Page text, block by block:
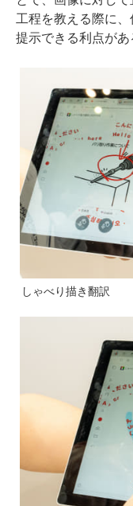
工程を教える際に
提示できる利点があ
しゃべり描き翻訳